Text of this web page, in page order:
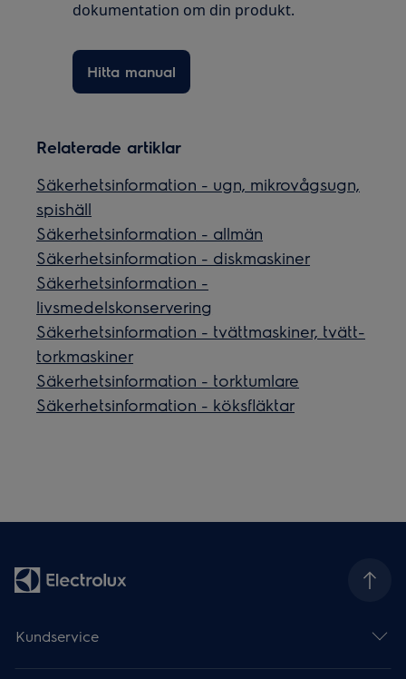
dokumentation om din produkt.
Hitta manual
Relaterade artiklar
Säkerhetsinformation - ugn, mikrovågsugn,
spishäll
Säkerhetsinformation - allmän
Säkerhetsinformation - diskmaskiner
Säkerhetsinformation -
livsmedelskonservering
Säkerhetsinformation - tvättmaskiner, tvätt-
torkmaskiner
Säkerhetsinformation - torktumlare
Säkerhetsinformation - köksfläktar
Kundservice